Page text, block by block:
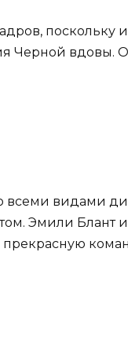
поскольку
Черной вдовы.
всеми видами
Эмили Блант